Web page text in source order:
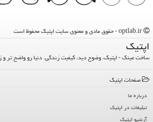
اپتیك
ساخت عینک - اپتیک، وضوح دید، کیفیت زندگی. دنیا رو واضح تر و
صفحات اپتیك
درباره ما
تبلیغات در اپتیك
آرشیو اپتیك